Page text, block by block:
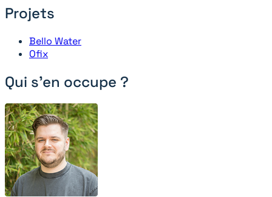
Projets
Bello Water
Ofix
Qui s'en occupe ?